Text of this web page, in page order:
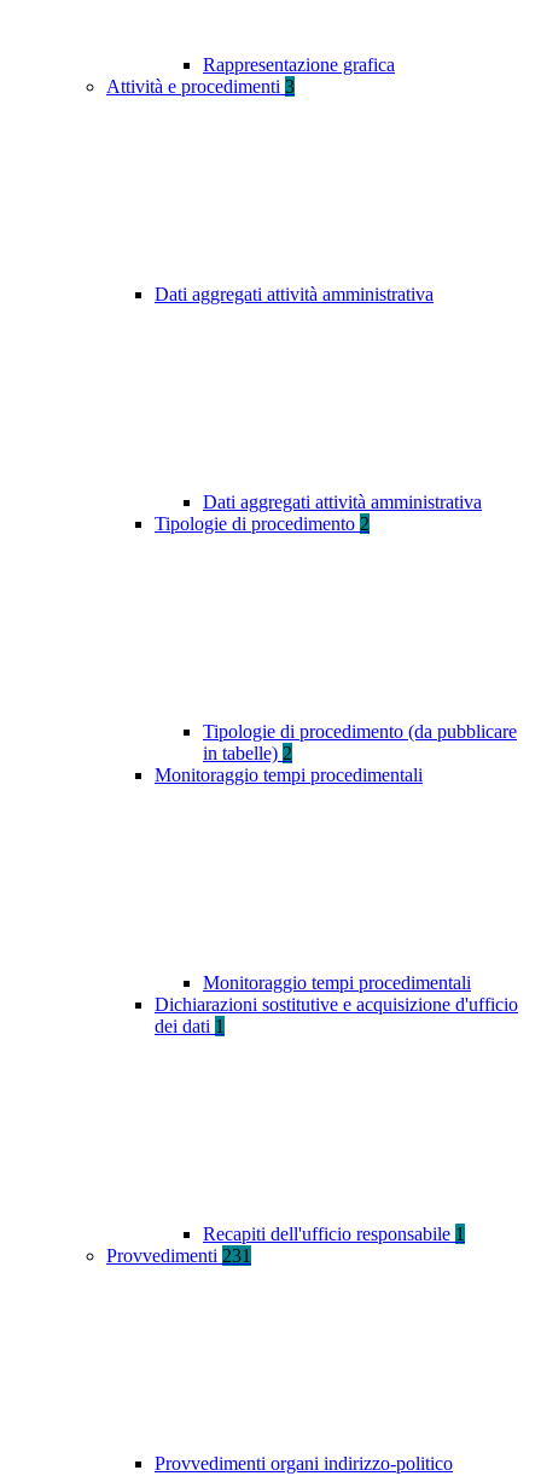
Rappresentazione grafica
Attività e procedimenti 3
Dati aggregati attività amministrativa
Dati aggregati attività amministrativa
Tipologie di procedimento 2
Tipologie di procedimento (da pubblicare
in tabelle) 2
Monitoraggio tempi procedimentali
Monitoraggio tempi procedimentali
Dichiarazioni sostitutive e acquisizione d'ufficio
dei dati 1
Recapiti dell'ufficio responsabile 1
Provvedimenti 231
Provvedimenti organi indirizzo-politico